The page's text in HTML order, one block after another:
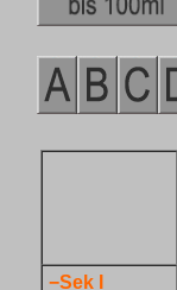
−Sek I